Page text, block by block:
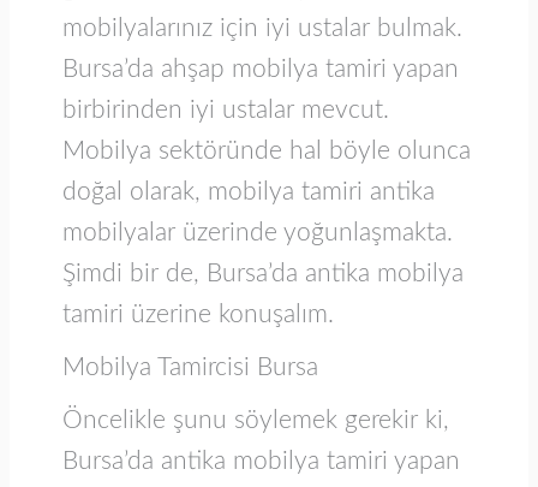
mobilyalarınız için iyi ustalar bulmak.
Bursa’da ahşap mobilya tamiri yapan
birbirinden iyi ustalar mevcut.
Mobilya sektöründe hal böyle olunca
doğal olarak, mobilya tamiri antika
mobilyalar üzerinde yoğunlaşmakta.
Şimdi bir de, Bursa’da antika mobilya
tamiri üzerine konuşalım.
Mobilya Tamircisi Bursa
Öncelikle şunu söylemek gerekir ki,
Bursa’da antika mobilya tamiri yapan